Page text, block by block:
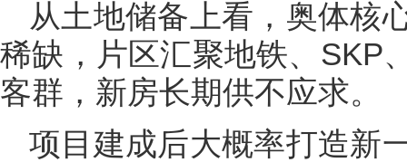
从土地储备上看，奥体核
稀缺，片区汇聚地铁、SKP
客群，新房长期供不应求。
项目建成后大概率打造新